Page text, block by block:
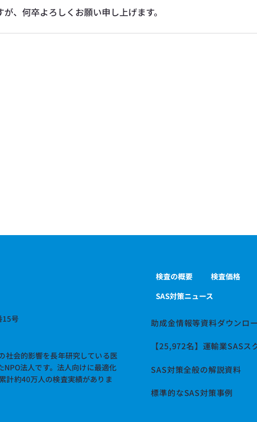
、何卒よろしくお願い申し上げます。
成金・補助金制度
当NPO法人の理事
官～サインを見逃
15号
社会的影響を長年研究している医
法人です。法人向けに最適化
計約40万人の検査実績がありま
検査の概要 検査価格
SAS対策ニュース
助成金情報等資料ダウンロ
【25,972名】運輸業SAS
SAS対策全般の解説資料
標準的なSAS対策事例